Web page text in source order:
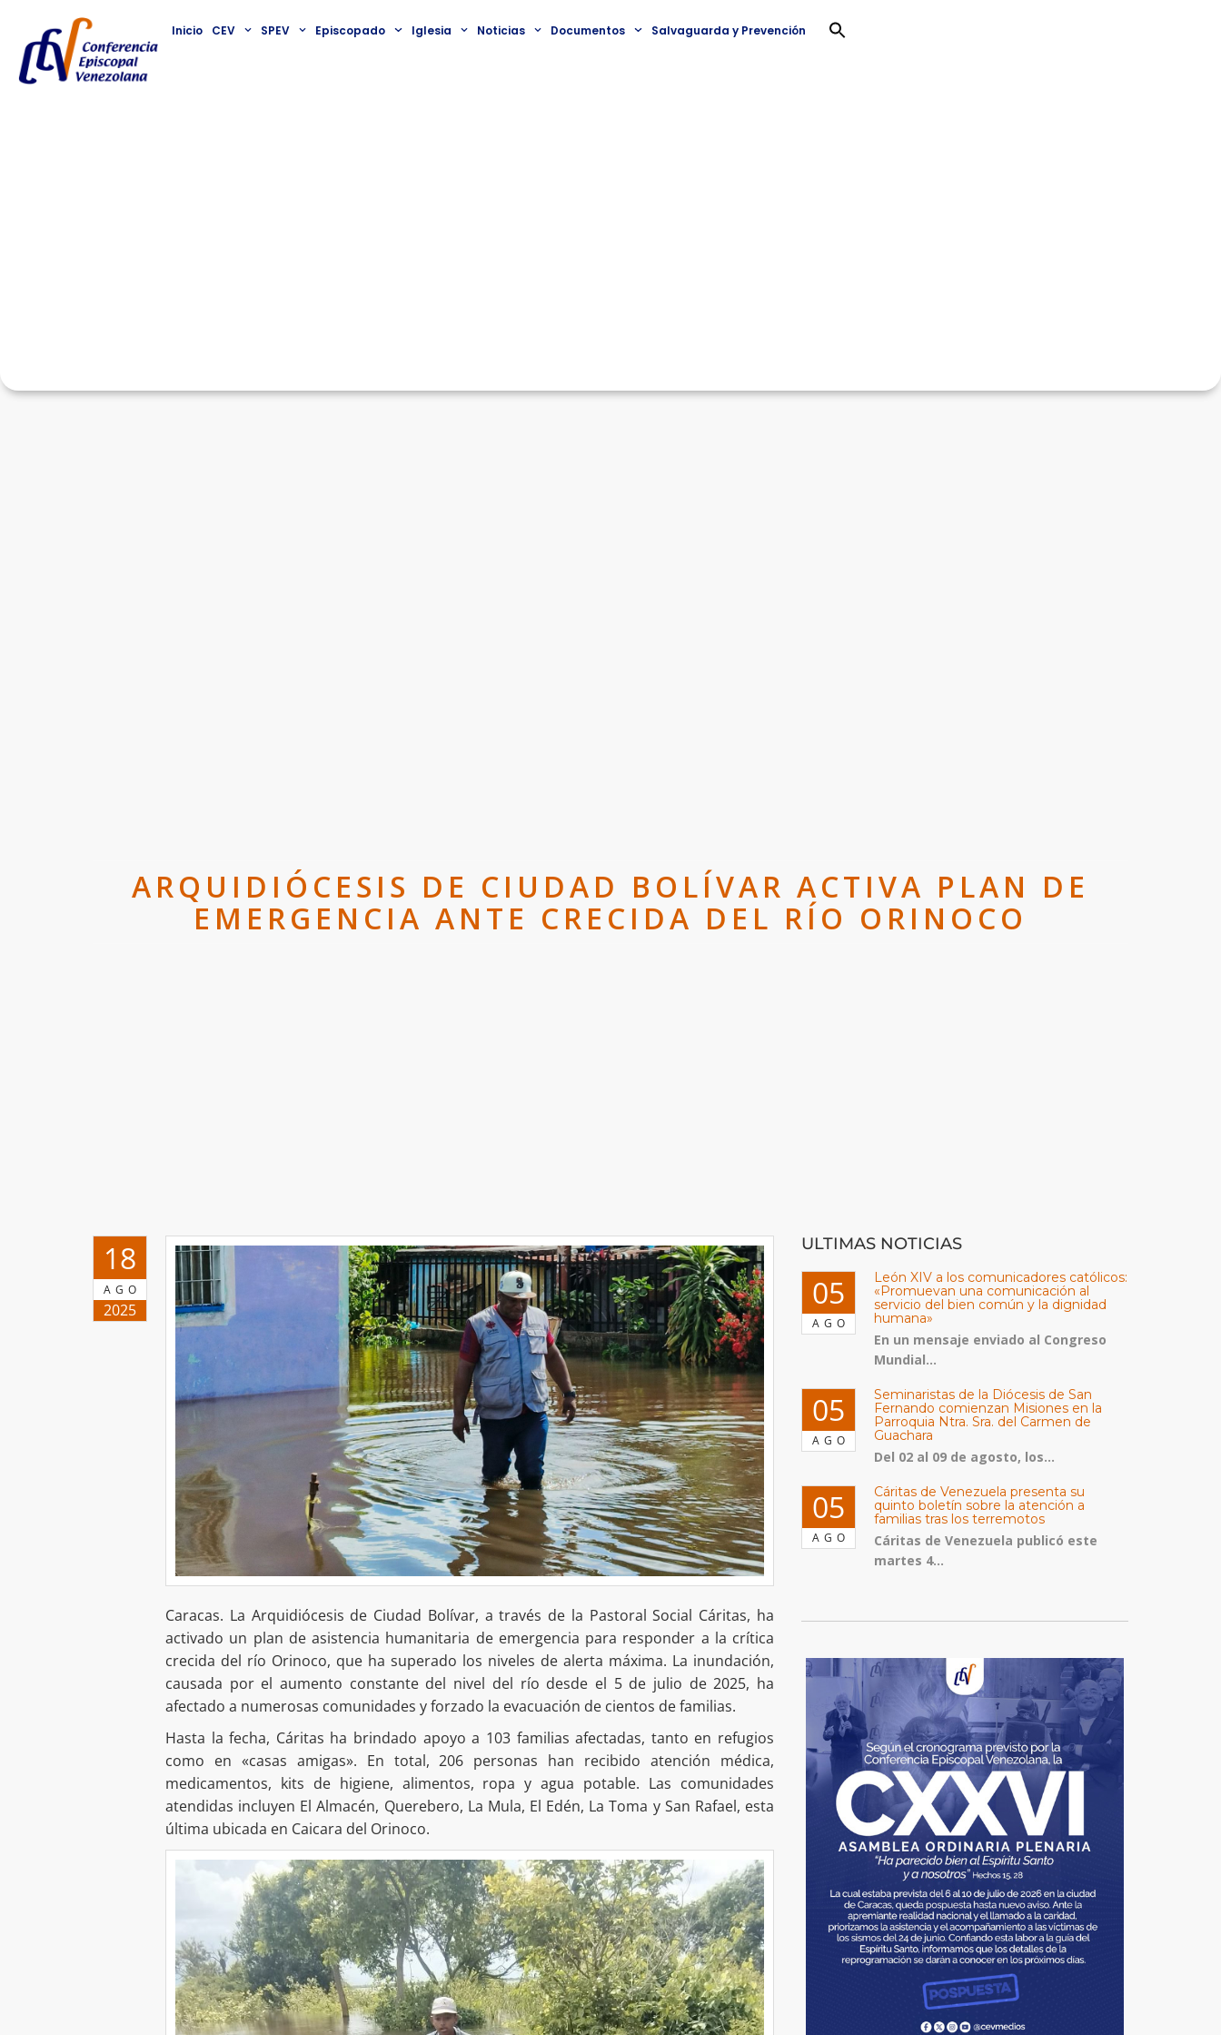
Inicio CEV SPEV Episcopado Iglesia Noticias Documentos Salvaguarda y Prevención
ARQUIDIÓCESIS DE CIUDAD BOLÍVAR ACTIVA PLAN DE
EMERGENCIA ANTE CRECIDA DEL RÍO ORINOCO
18
AGO
2025
Caracas. La Arquidiócesis de Ciudad Bolívar, a través de la Pastoral Social Cáritas, ha
activado un plan de asistencia humanitaria de emergencia para responder a la crítica
crecida del río Orinoco, que ha superado los niveles de alerta máxima. La inundación,
causada por el aumento constante del nivel del río desde el 5 de julio de 2025, ha
afectado a numerosas comunidades y forzado la evacuación de cientos de familias.
Hasta la fecha, Cáritas ha brindado apoyo a 103 familias afectadas, tanto en refugios
como en «casas amigas». En total, 206 personas han recibido atención médica,
medicamentos, kits de higiene, alimentos, ropa y agua potable. Las comunidades
atendidas incluyen El Almacén, Querebero, La Mula, El Edén, La Toma y San Rafael, esta
última ubicada en Caicara del Orinoco.
ULTIMAS NOTICIAS
05
AGO
León XIV a los comunicadores católicos:
«Promuevan una comunicación al
servicio del bien común y la dignidad
humana»
En un mensaje enviado al Congreso
Mundial...
05
AGO
Seminaristas de la Diócesis de San
Fernando comienzan Misiones en la
Parroquia Ntra. Sra. del Carmen de
Guachara
Del 02 al 09 de agosto, los...
05
AGO
Cáritas de Venezuela presenta su
quinto boletín sobre la atención a
familias tras los terremotos
Cáritas de Venezuela publicó este
martes 4...